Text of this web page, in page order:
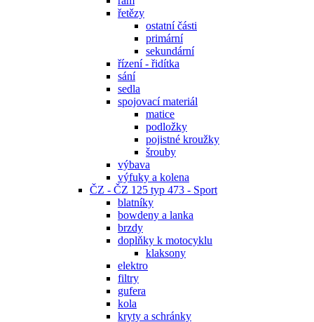
řetězy
ostatní části
primární
sekundární
řízení - řidítka
sání
sedla
spojovací materiál
matice
podložky
pojistné kroužky
šrouby
výbava
výfuky a kolena
ČZ - ČZ 125 typ 473 - Sport
blatníky
bowdeny a lanka
brzdy
doplňky k motocyklu
klaksony
elektro
filtry
gufera
kola
kryty a schránky